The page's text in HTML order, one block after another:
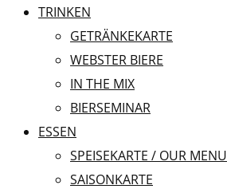
TRINKEN
GETRÄNKEKARTE
WEBSTER BIERE
IN THE MIX
BIERSEMINAR
ESSEN
SPEISEKARTE / OUR MENU
SAISONKARTE